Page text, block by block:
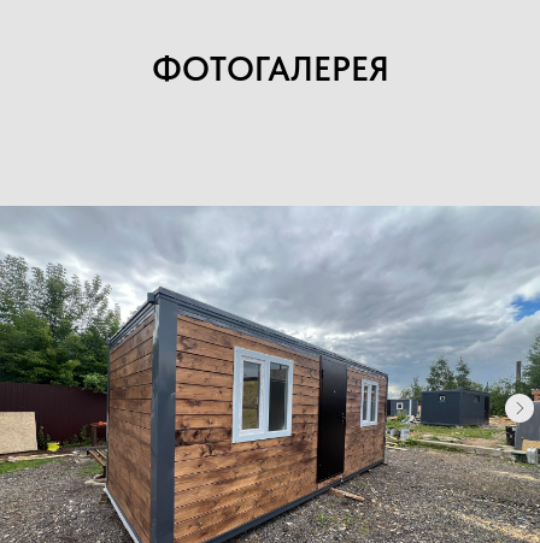
ФОТОГАЛЕРЕЯ
Каталог
Навигация
Хозблоки
Бытовки деревянные
Бытовки сантехнические
Модульные здания
Блок-контейнеры
Посты охраны КПП
Контакты
Доставка
Фотогалерея